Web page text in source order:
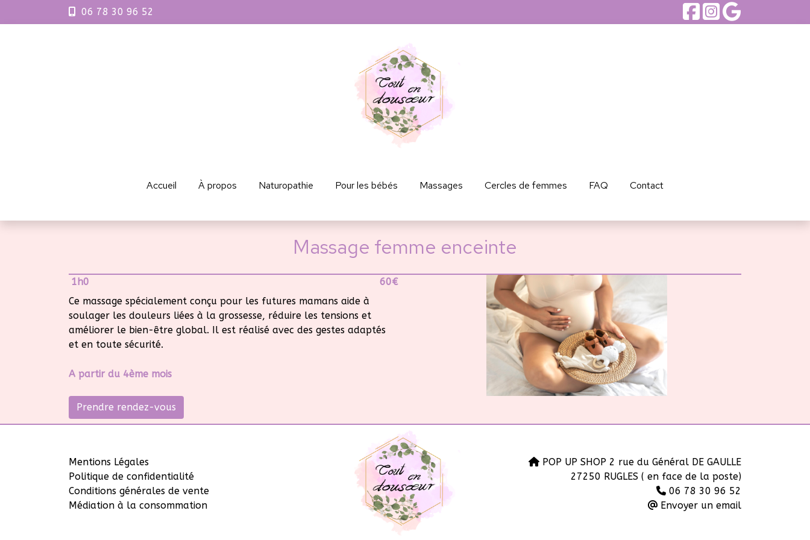
06 78 30 96 52
Accueil À propos Naturopathie Pour les bébés Massages Cercles de femmes FAQ Contact
Massage femme enceinte
1h0
60€
Ce massage spécialement conçu pour les futures mamans aide à
soulager les douleurs liées à la grossesse, réduire les tensions et
améliorer le bien-être global. Il est réalisé avec des gestes adaptés
et en toute sécurité.
A partir du 4ème mois
Prendre rendez-vous
Mentions Légales
Politique de confidentialité
Conditions générales de vente
Médiation à la consommation
POP UP SHOP 2 rue du Général DE GAULLE
27250 RUGLES ( en face de la poste)
06 78 30 96 52
Envoyer un email